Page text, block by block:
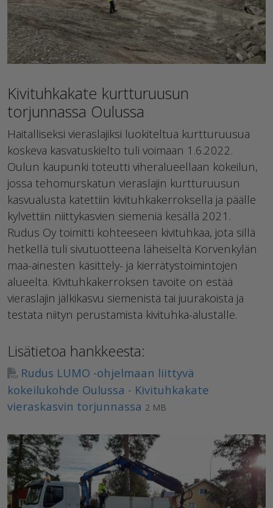
Kivituhkakate kurtturuusun
torjunnassa Oulussa
Haitalliseksi vieraslajiksi luokiteltua kurtturuusua
koskeva kasvatuskielto tuli voimaan 1.6.2022.
Oulun kaupunki toteutti viheralueellaan kokeilun,
jossa tehomurskatun vieraslajin kurtturuusun
kasvualusta katettiin kivituhkakerroksella ja päälle
kylvettiin niittykasvien siemeniä kesällä 2021.
Rudus Oy toimitti kohteeseen kivituhkaa, jota sillä
hetkellä tuli sivutuotteena läheiseltä Korvenkylän
maa-ainesten käsittely- ja kierrätystoimintojen
alueelta. Kivituhkakerroksen tavoite on estää
vieraslajin jälkikasvu siemenistä tai juurakoista ja
testata niityn perustamista kivituhka-alustalle.
Lisätietoa hankkeesta:
Rudus LUMO -ohjelmaan liittyvä
kokeilukohde Oulussa - Kivituhkakate
vieraskasvin torjunnassa 2 MB